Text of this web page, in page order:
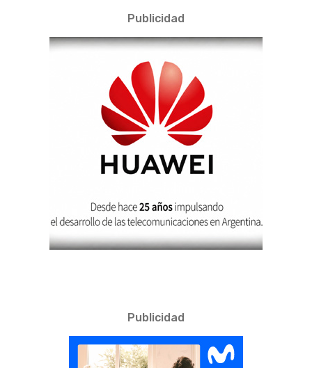
Publicidad
Publicidad